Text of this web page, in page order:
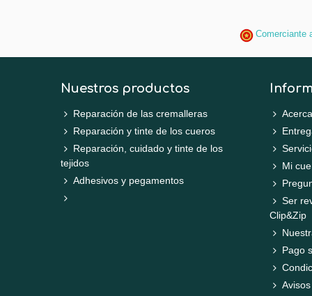
Comerciante
Nuestros productos
Reparación de las cremalleras
Reparación y tinte de los cueros
Reparación, cuidado y tinte de los
tejidos
Adhesivos y pegamentos
Mi
Ser
Clip&Zip
Pago